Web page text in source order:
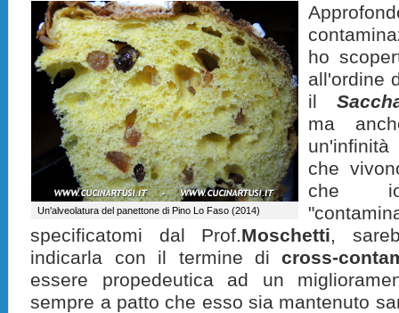
Un'alveolatura del panettone di Pino Lo Faso (2014)
ho
all'ordine
il
ma
che
che
specificatomi dal Prof.Moschetti,
indicarla con il termine dicross-
essere propedeutica ad un
sempre a patto che esso sia mantenuto